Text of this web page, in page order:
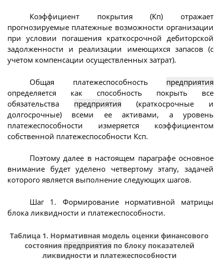
Коэффициент покрытия (Кп) отражает
прогнозируемые платежные возможности организации
при условии погашения краткосрочной дебиторской
задолженности и реализации имеющихся запасов (с
учетом компенсации осуществленных затрат).
Общая платежеспособность предприятия
определяется как способность покрыть все
обязательства предприятия (краткосрочные и
долгосрочные) всеми ее активами, а уровень
платежеспособности измеряется коэффициентом
собственной платежеспособности Ксп.
Поэтому далее в настоящем параграфе основное
внимание будет уделено четвертому этапу, задачей
которого является выполнение следующих шагов.
Шаг 1. Формирование нормативной матрицы
блока ликвидности и платежеспособности.
Таблица 1. Нормативная модель оценки финансового
состояния предприятияпо блоку показателей
ликвидности и платежеспособности